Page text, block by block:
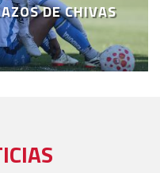
DE CHIVAS